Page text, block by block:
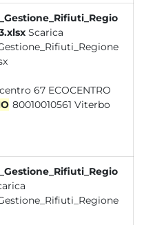
Scarica
LOC....Ecocentro 67 ECOCENTRO
80010010561 Viterbo